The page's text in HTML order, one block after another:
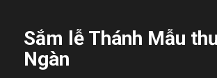
Sắm lễ Thánh Mẫu
Ngàn